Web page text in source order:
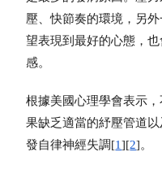
壓、快節奏的環境，另
望表現到最好的心態，
感。
根據美國心理學會表示
果缺乏適當的紓壓管道
發自律神經失調[1][2]。